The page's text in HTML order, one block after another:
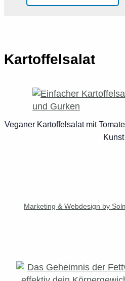
Kartoffelsalat
Veganer Kartoffelsalat mit
Kunst
Marketing & Webdesign by